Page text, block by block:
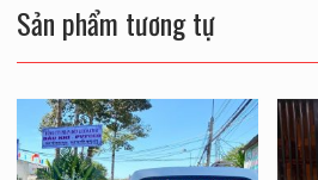
Sản phẩm tương tự